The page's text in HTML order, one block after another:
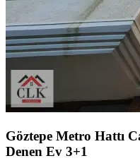
Göztepe Metro Hattı
Denen Ev 3+1